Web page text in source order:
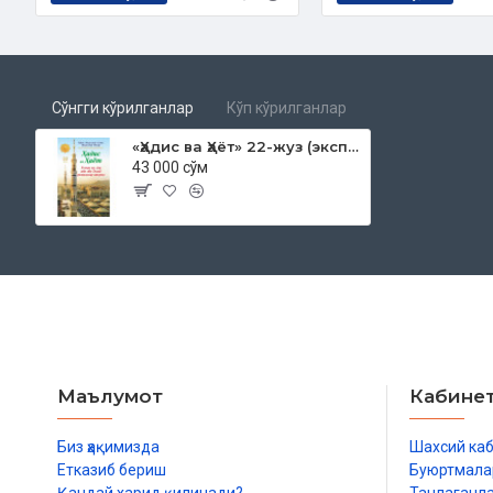
Биринчи халифа даврида
Умарнинг васияти ва Усмонга байъат
Йигирма бешинчи сана
Қуръоннинг жамланиши
Йигирма олтинчи сана
Йигирма еттинчи сана
Йигирма тўққизинчи сана
Ўттизинчи сана
Фитнага қарши чоралар
Фитначиларнинг қўзғолиши
Мунозара
Фитначиларнинг хуружи
Сўнгги кўрилганлар Кўп кўрилганлар
«Ҳадис ва Ҳаёт» 22-жуз (экспорт учун)
43 000 сўм
Маълумот
Биз ҳақимизда
Етказиб бериш
Шахсий